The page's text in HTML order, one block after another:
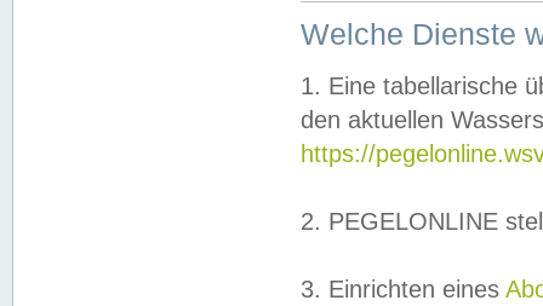
Welche Dienste
1. Eine tabellarische
den aktuellen
https://
2. PEGELONLINE
3. Einrichten eines